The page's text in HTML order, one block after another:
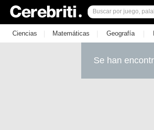
Ciencias | Matemáticas | Geografía |
Se han